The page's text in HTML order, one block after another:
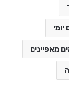
מאפיינים